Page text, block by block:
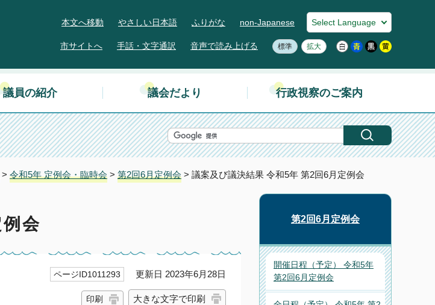
本文へ移動 やさしい日本語 ふりがな non-Japanese
市サイトへ 手話・文字通訳 音声で読み上げる 標準 拡大
議員の紹介 議会だより 行政視察のご案内
> 令和5年 定例会・臨時会 > 第2回6月定例会 > 議案及び議決結果 令和5年 第2回6月定例会
会
ページID1011293 更新日 2023年6月28日
印刷 大きな文字で印刷
第2回6月定例会
開催日程（予定） 令和5年
第2回6月定例会